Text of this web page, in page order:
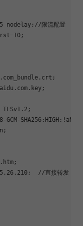
nodelay;//限流配置
TLSv1.2;
GCM-
//直接转发